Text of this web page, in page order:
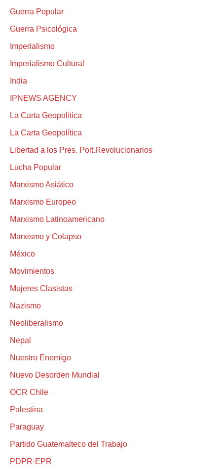
Guerra Popular
Guerra Psicológica
Imperialismo
Imperialismo Cultural
India
IPNEWS AGENCY
La Carta Geopolítica
La Carta Geopolítica
Libertad a los Pres. Polt.Revolucionarios
Lucha Popular
Marxismo Asiático
Marxismo Europeo
Marxismo Latinoamericano
Marxismo y Colapso
México
Movimientos
Mujeres Clasistas
Nazismo
Neoliberalismo
Nepal
Nuestro Enemigo
Nuevo Desorden Mundial
OCR Chile
Palestina
Paraguay
Partido Guatemalteco del Trabajo
PDPR-EPR